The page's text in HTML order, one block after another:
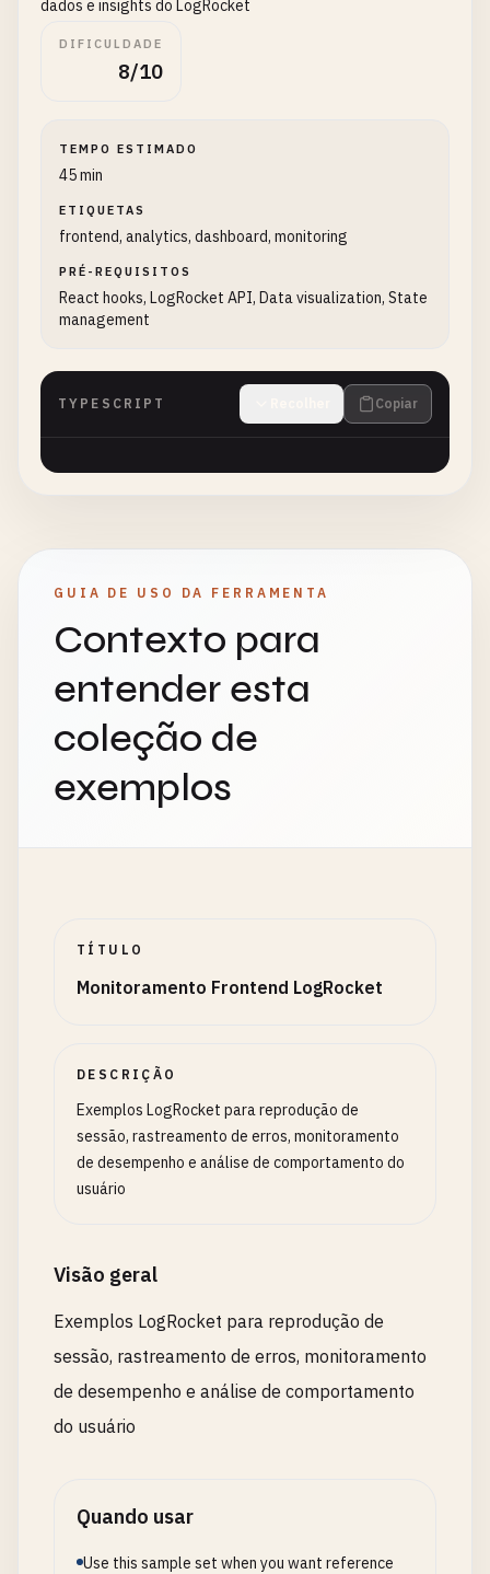
dados e insights do LogRocket
DIFICULDADE
8/10
TEMPO ESTIMADO
45 min
ETIQUETAS
frontend, analytics, dashboard, monitoring
PRÉ-REQUISITOS
React hooks, LogRocket API, Data visualization, State
management
TYPESCRIPT Copiar
GUIA DE USO DA FERRAMENTA
Contexto para
entender esta
coleção de
exemplos
TÍTULO
Monitoramento Frontend LogRocket
DESCRIÇÃO
Exemplos LogRocket para reprodução de
sessão, rastreamento de erros, monitoramento
de desempenho e análise de comportamento do
usuário
Visão geral
Exemplos LogRocket para reprodução de
sessão, rastreamento de erros, monitoramento
de desempenho e análise de comportamento
do usuário
Quando usar
Use this sample set when you want reference